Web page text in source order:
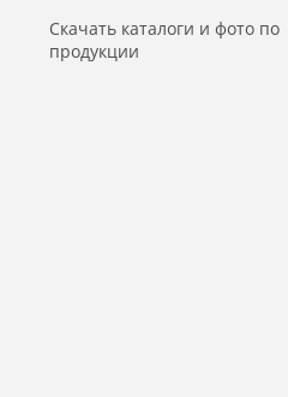
Скачать каталоги и фото по
продукции